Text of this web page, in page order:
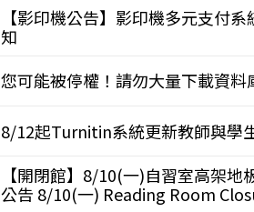
【影印機公告】影印機多元支付
知
您可能被停權！請勿大量下載資料
8/12起Turnitin系統更新教師與學
【開閉館】8/10(一)自習室高架地
公告 8/10(一) Reading Room